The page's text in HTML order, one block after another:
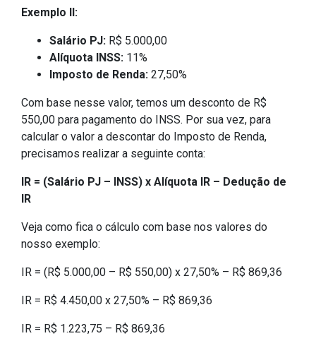
Exemplo II:
Salário PJ: R$ 5.000,00
Alíquota INSS: 11%
Imposto de Renda: 27,50%
Com base nesse valor, temos um desconto de R$
550,00 para pagamento do INSS. Por sua vez, para
calcular o valor a descontar do Imposto de Renda,
precisamos realizar a seguinte conta:
IR = (Salário PJ – INSS) x Alíquota IR – Dedução de
IR
Veja como fica o cálculo com base nos valores do
nosso exemplo:
IR = (R$ 5.000,00 – R$ 550,00) x 27,50% – R$ 869,36
IR = R$ 4.450,00 x 27,50% – R$ 869,36
IR = R$ 1.223,75 – R$ 869,36